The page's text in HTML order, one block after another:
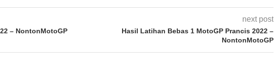
– NontonMotoGP
next post
Hasil Latihan Bebas 1 MotoGP Prancis 2022 –
NontonMotoGP